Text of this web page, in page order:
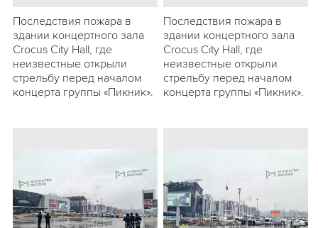
Последствия пожара в
здании концертного зала
Crocus City Hall, где
неизвестные открыли
стрельбу перед началом
концерта группы «Пикник».
Последствия пожара в
здании концертного зала
Crocus City Hall, где
неизвестные открыли
стрельбу перед началом
концерта группы «Пикник».